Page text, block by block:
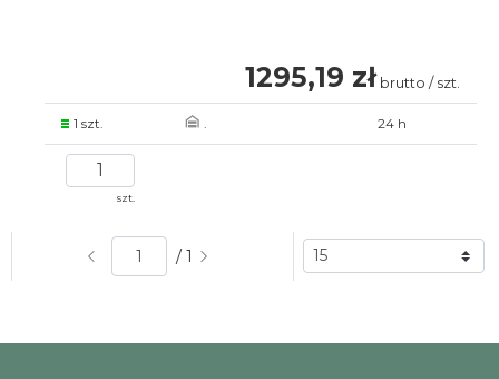
1295,19 zł brutto / szt.
1 szt. . 24 h
szt.
/ 1